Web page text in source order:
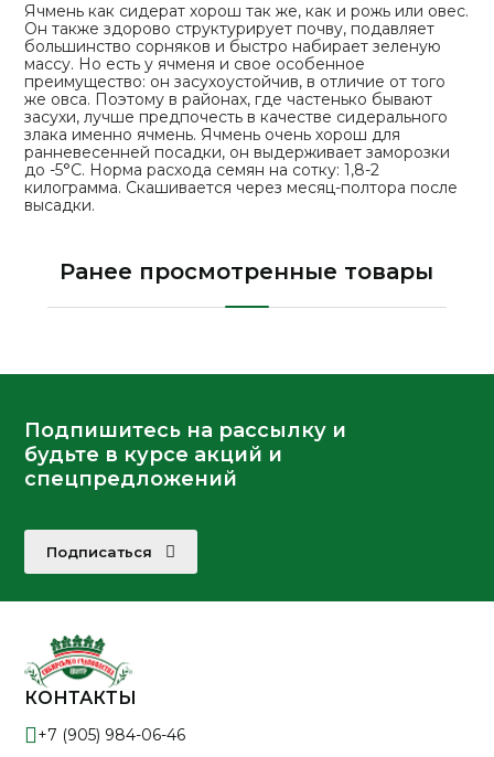
Ячмень как сидерат хорош так же, как и рожь или овес.
Он также здорово структурирует почву, подавляет
большинство сорняков и быстро набирает зеленую
массу. Но есть у ячменя и свое особенное
преимущество: он засухоустойчив, в отличие от того
же овса. Поэтому в районах, где частенько бывают
засухи, лучше предпочесть в качестве сидерального
злака именно ячмень. Ячмень очень хорош для
ранневесенней посадки, он выдерживает заморозки
до -5°С. Норма расхода семян на сотку: 1,8-2
килограмма. Скашивается через месяц-полтора после
высадки.
Ранее просмотренные товары
Подпишитесь на рассылку и
будьте в курсе акций и
спецпредложений
Подписаться
КОНТАКТЫ
+7 (905) 984-06-46